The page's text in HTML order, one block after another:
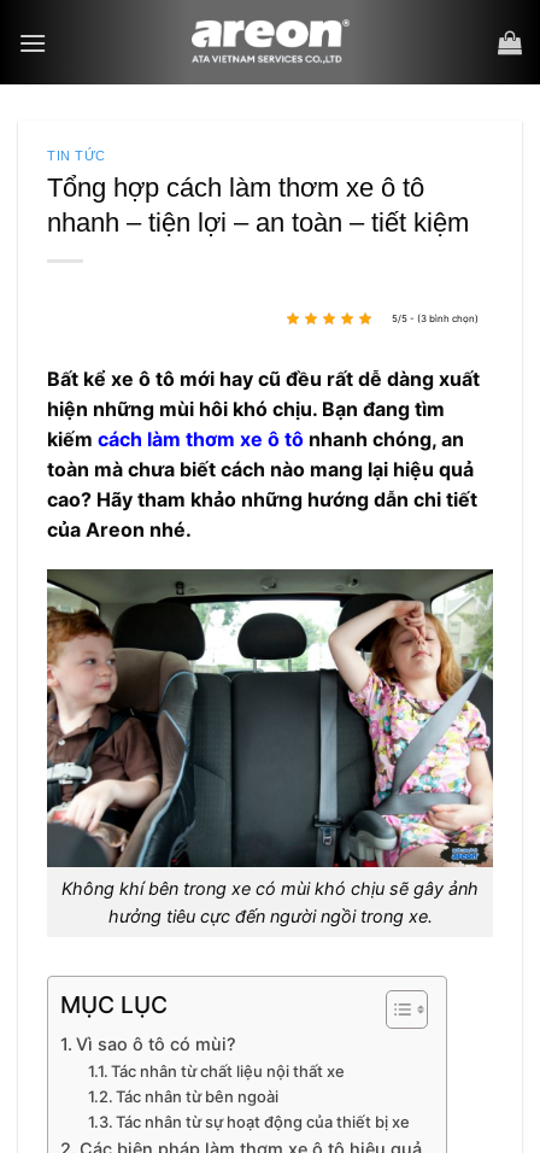
qua
TIN TỨC
Tổng hợp cách làm thơm xe ô tô
nhanh – tiện lợi – an toàn – tiết kiệm
5/5 - (3 bình chọn)
Bất kể xe ô tô mới hay cũ đều rất dễ dàng xuất
hiện những mùi hôi khó chịu. Bạn đang tìm
kiếm cách làm thơm xe ô tô nhanh chóng, an
toàn mà chưa biết cách nào mang lại hiệu quả
cao? Hãy tham khảo những hướng dẫn chi tiết
của Areon nhé.
Không khí bên trong xe có mùi khó chịu sẽ gây ảnh
hưởng tiêu cực đến người ngồi trong xe.
MỤC LỤC
Vì sao ô tô có mùi?
Tác nhân từ chất liệu nội thất xe
Tác nhân từ bên ngoài
Tác nhân từ sự hoạt động của thiết bị xe
Các biện pháp làm thơm xe ô tô hiệu quả